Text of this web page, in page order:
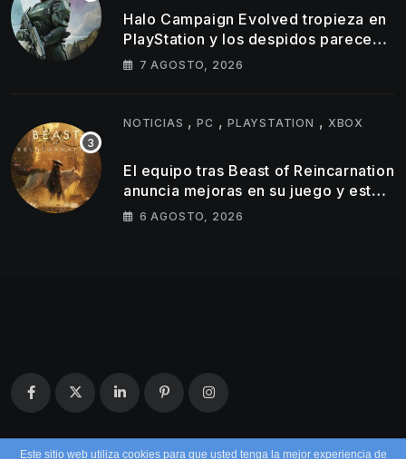
Halo Campaign Evolved tropieza en
PlayStation y los despidos parecen
golpear al estudio tras un
7 AGOSTO, 2026
NOTICIAS ,PC ,PLAYSTATION , XBOX
El equipo tras Beast of Reincarnation
anuncia mejoras en su juego y estos
son los primeros cambios que
6 AGOSTO, 2026
Este sitio web utiliza cookies para que usted tenga la mejor experiencia de